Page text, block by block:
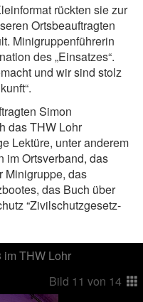
rückten sie zur
Ortsbeauftragten
Minigruppenführerin
des „Einsatzes“.
und wir sind stolz
Simon
das THW Lohr
Lektüre, unter anderem
im Ortsverband, das
Minigruppe, das
das Buch über
“Zivilschutzgesetz-
im THW Lohr
Bild 11 von 14